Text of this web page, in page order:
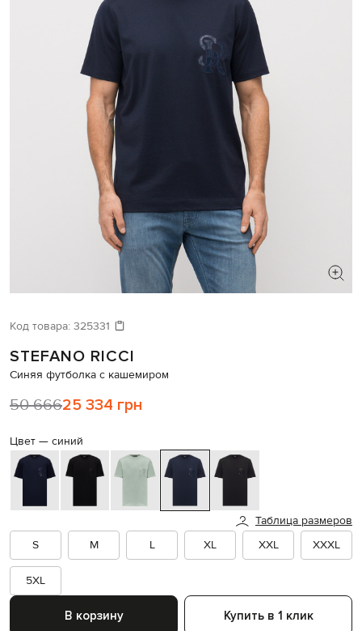
Давайте подберем что-то еще
Похожие товары
Код товара: 325331
STEFANO RICCI
Синяя футболка с кашемиром
50 66625 334 грн
Цвет — синий
Таблица размеров
S
M L XL XXL XXXL
5XL
В корзину Купить в 1 клик